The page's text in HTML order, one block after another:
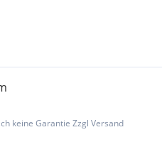
keine Garantie Zzgl Versand